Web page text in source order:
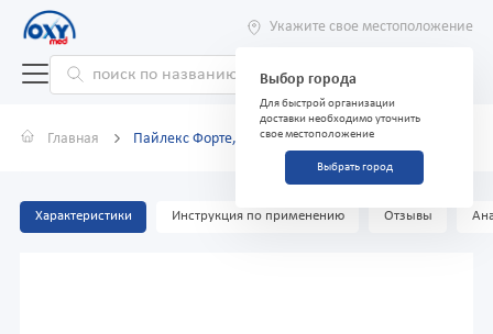
Укажите свое местоположение
Выбор города
Для быстрой организации
доставки необходимо уточнить
свое местоположение
Выбрать город
Главная Пайлекс Форте, 30 г, мазь
Характеристики Инструкция по применению Отзывы